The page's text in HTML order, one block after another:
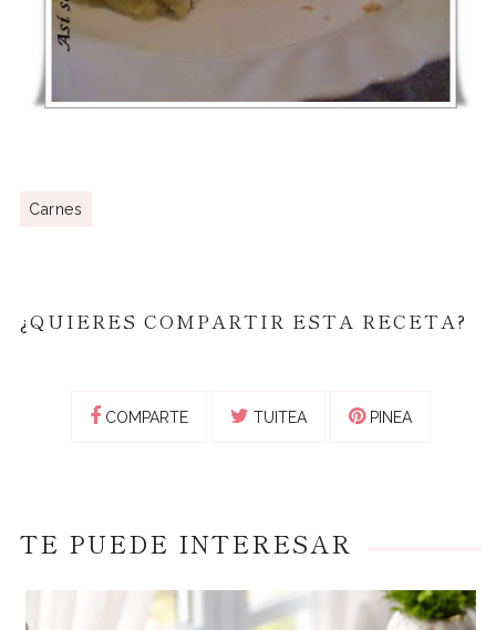
Carnes
¿QUIERES COMPARTIR ESTA RECETA?
COMPARTE TUITEA PINEA
TE PUEDE INTERESAR